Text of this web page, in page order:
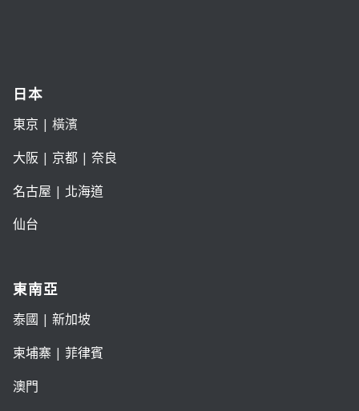
日本
東京 | 橫濱
大阪 | 京都| 奈良
名古屋 | 北海道
仙台
東南亞
泰國 | 新加坡
柬埔寨 | 菲律賓
澳門